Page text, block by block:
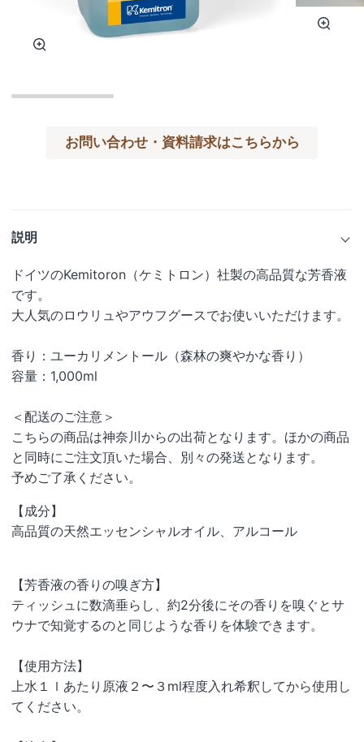
お問い合わせ・資料請求はこちらから
説明
ドイツのKemitoron（ケミトロン）社製の高品質な芳香液
です。
大人気のロウリュやアウフグースでお使いいただけます。
香り：ユーカリメントール（森林の爽やかな香り）
容量：1,000ml
＜配送のご注意＞
こちらの商品は神奈川からの出荷となります。ほかの商品
と同時にご注文頂いた場合、別々の発送となります。
予めご了承ください。
【成分】
高品質の天然エッセンシャルオイル、アルコール
【芳香液の香りの嗅ぎ方】
ティッシュに数滴垂らし、約2分後にその香りを嗅ぐとサ
ウナで知覚するのと同じような香りを体験できます。
【使用方法】
上水１ｌあたり原液２〜３ml程度入れ希釈してから使用し
てください。